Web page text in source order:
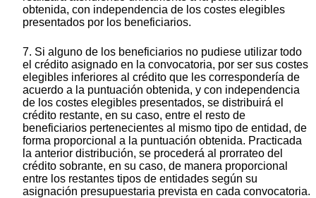
obtenida, con independencia de los costes elegibles
presentados por los beneficiarios.
7. Si alguno de los beneficiarios no pudiese utilizar todo
el crédito asignado en la convocatoria, por ser sus costes
elegibles inferiores al crédito que les correspondería de
acuerdo a la puntuación obtenida, y con independencia
de los costes elegibles presentados, se distribuirá el
crédito restante, en su caso, entre el resto de
beneficiarios pertenecientes al mismo tipo de entidad, de
forma proporcional a la puntuación obtenida. Practicada
la anterior distribución, se procederá al prorrateo del
crédito sobrante, en su caso, de manera proporcional
entre los restantes tipos de entidades según su
asignación presupuestaria prevista en cada convocatoria.